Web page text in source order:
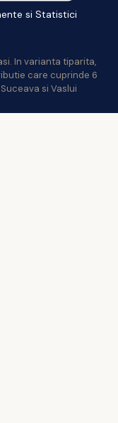
In varianta tiparita,
care cuprinde 6
si Vaslui